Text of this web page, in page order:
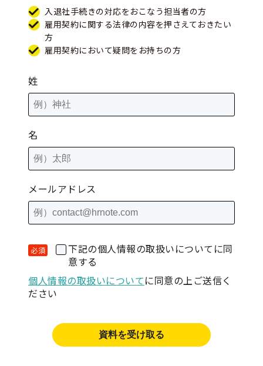
入退社手続きの対応をおこなう担当者の方
雇用契約に関する法律の内容を押さえておきたい
方
雇用契約において疑問をお持ちの方
姓
名
メールアドレス
下記の個人情報の取扱いについてに同
意する
個人情報の取扱いについてに同意の上ご送信く
ださい